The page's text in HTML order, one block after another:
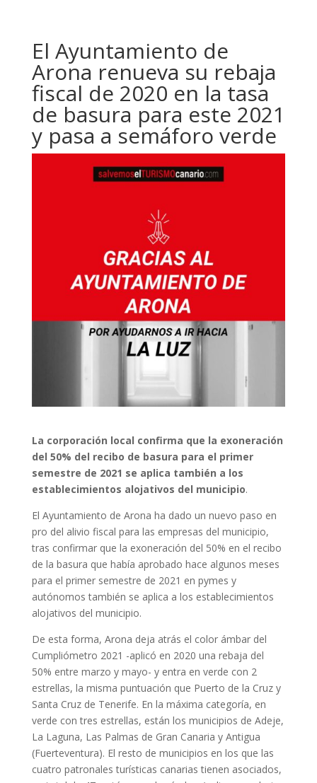
El Ayuntamiento de
Arona renueva su rebaja
fiscal de 2020 en la tasa
de basura para este 2021
y pasa a semáforo verde
La corporación local confirma que la exoneración
del 50% del recibo de basura para el primer
semestre de 2021 se aplica también a los
establecimientos alojativos del municipio.
El Ayuntamiento de Arona ha dado un nuevo paso en
pro del alivio fiscal para las empresas del municipio,
tras confirmar que la exoneración del 50% en el recibo
de la basura que había aprobado hace algunos meses
para el primer semestre de 2021 en pymes y
autónomos también se aplica a los establecimientos
alojativos del municipio.
De esta forma, Arona deja atrás el color ámbar del
Cumpliómetro 2021 -aplicó en 2020 una rebaja del
50% entre marzo y mayo- y entra en verde con 2
estrellas, la misma puntuación que Puerto de la Cruz y
Santa Cruz de Tenerife. En la máxima categoría, en
verde con tres estrellas, están los municipios de Adeje,
La Laguna, Las Palmas de Gran Canaria y Antigua
(Fuerteventura). El resto de municipios en los que las
cuatro patronales turísticas canarias tienen asociados,